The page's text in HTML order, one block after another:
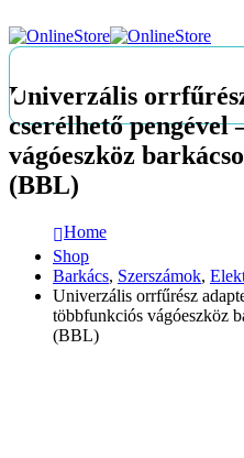
Univerzális
cserélhető pengével
vágóeszköz
(BBL)
Home
Shop
Barkács, Szerszámok,
Univerzális orrfűrész
többfunkciós vágóeszköz
(BBL)